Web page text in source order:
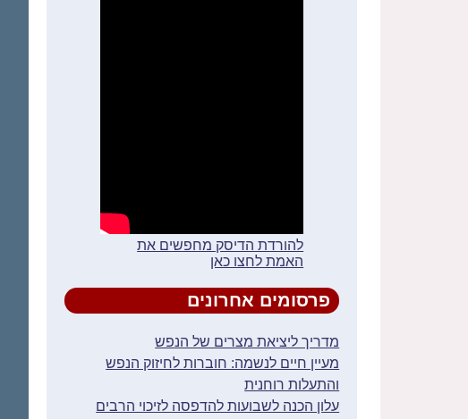
להורדת הדיסק מחפשים את
האמת לחצו כאן
פרסומים אחרונים
מדריך ליציאת מצרים של הנפש
מעיין חיים לנשמה: חוברות לחיזוק הנפש
והתעלות רוחנית
עלון הכנה לשבועות להדפסה לזיכוי הרבים